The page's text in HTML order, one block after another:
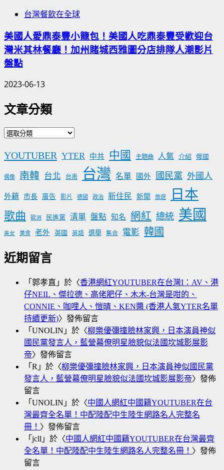
台灣餐飲在全球
美國人愛鼎泰豐小籠包！美國人吃鼎泰豐受歡迎台
灣米其林餐廳！加州賭城西雅圖分店排隊人潮影片
盤點
2023-06-13
文章分類
文
分
YOUTUBER YTER 中共 中國 主題曲 人氣 介紹 俄國
偶像 南韓 台北 台南 台灣 名單 國外 國民黨 外國人
外籍 市長 廣告 影片 德國 政治 新住民 新聞 旅遊 日本
歌曲 歐洲 民進黨 清單 盤點 知名 網紅 總統 美國
美女 美食 老外 英國 英語 選舉 集合 電影 韓國
近期留言
「 郭孝直 」於〈香港網紅YOUTUBER在台灣I：AV、港
仔NEIL、傑拉德、高佬肥仔、木木-台灣是咁的、
CONNIE、咖哩人、愷晴、KEN醬 (香港人氣YTER名單
持續更新)〉發佈留言
「 UNOLIN 」於〈柳樂優彌撞臉林家興，日本演員神似
國民黨發言人，藍營幕僚明星臉貌似法國坎城影展影
帝〉發佈留言
「 R 」於〈柳樂優彌撞臉林家興，日本演員神似國民黨
發言人，藍營幕僚明星臉貌似法國坎城影展影帝〉發佈
留言
「 UNOLIN 」於〈中國人網紅中國籍YOUTUBER在台
灣最齊全名單！中配陸配中生陸生網路名人完整名
冊！ 〉發佈留言
「 jcll 」於〈中國人網紅中國籍YOUTUBER在台灣最齊
全名單！中配陸配中生陸生網路名人完整名冊！ 〉發佈
留言